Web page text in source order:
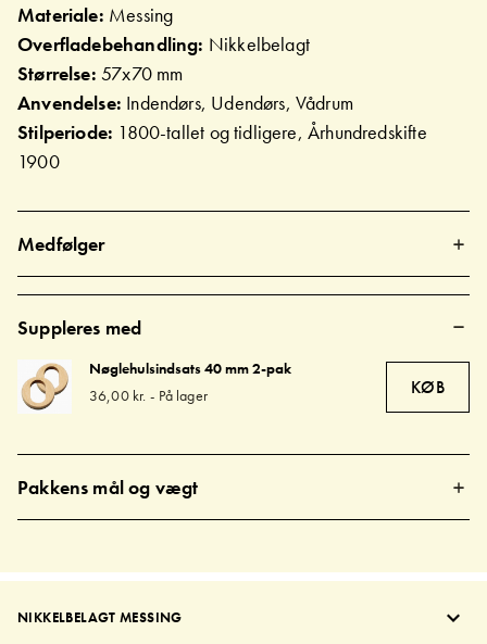
Materiale: Messing
Overfladebehandling: Nikkelbelagt
Størrelse: 57x70 mm
Anvendelse: Indendørs, Udendørs, Vådrum
Stilperiode: 1800-tallet og tidligere, Århundredskifte
1900
Medfølger
Suppleres med
Nøglehulsindsats 40 mm 2-pak
36,00 kr. - På lager KØB
Pakkens mål og vægt
NIKKELBELAGT MESSING